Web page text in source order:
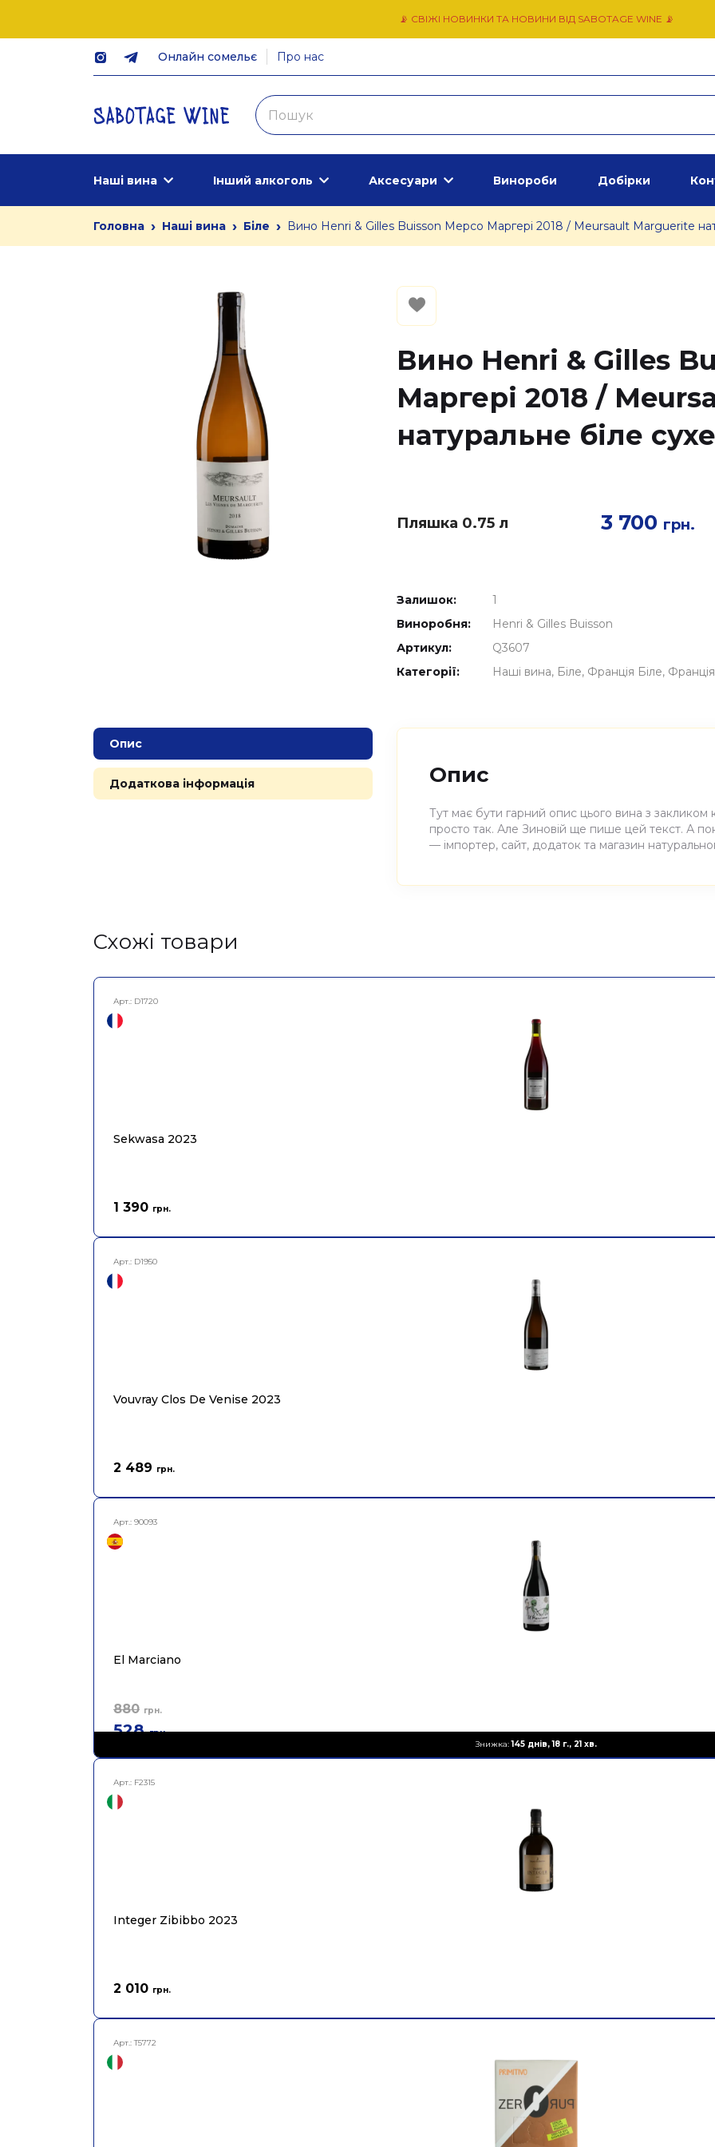
📡 СВІЖІ НОВИНКИ ТА НОВИНИ ВІД SABOTAGE WINE 📡
Онлайн сомельє Про нас
Наші вина Інший алкоголь Аксесуари Винороби Добірки
Головна › Наші вина › Біле › Вино Henri & Gilles Buisson Мерсо Маргері 2018 / Meursault Marguerite
Вино Henri & Gilles
Маргері 2018 /
натуральне біле
Пляшка 0.75 л 3 700 грн.
Залишок:
1
Виноробня:
Henri & Gilles Buisson
Артикул:
Q3607
Категорії:
Наші вина Біле Франція Біле
Опис
Додаткова інформація Опис
Тут має бути гарний опис цього вина з
просто так. Але Зиновій ще пише цей текст. А
— імпортер, сайт, додаток та магазин
Постачальник
Cхожі товари
Арт.: D1720
Sekwasa 2023
1 390 грн.
Арт.: D1950
Vouvray Clos De Venise 2023
2 489 грн.
Арт.: 90093
Знижка:145 днів, 18 г., 21 хв.
El Marciano
880 грн.
528 грн.
Арт.: F2315
Integer Zibibbo 2023
2 010 грн.
Арт.:T5772